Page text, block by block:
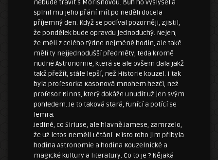
nebude trávit s Morisnovou. Bůh ho vyslyšel a
splnil mu jeho přání mít po neděli docela
příjemný den. Když se podíval pozorněji, zjistil,
že pondělek bude opravdu jednoduchý. Nejen,
že měli z celého týdne nejméně hodin, ale také
měli ty nejjednodušší předměty, teda kromě
nudné Astronomie, která se ale ovšem dala jakž
takž přežít, stále lepší, než Historie kouzel. I tak
byla profesorka Kasonová mnohem hezčí, než
profesor Binns, který dokáže unudit už jen svým
pohledem. Je to taková stará, funící a potící se
lemra.
Jediné, co Siriuse, ale hlavně Jamese, zamrzelo,
že už letos neměli Létání. Místo toho jim přibyla
hodina Astronomie a hodina Kouzelnické a
magické kultury a literatury. Co to je ? Nějaká